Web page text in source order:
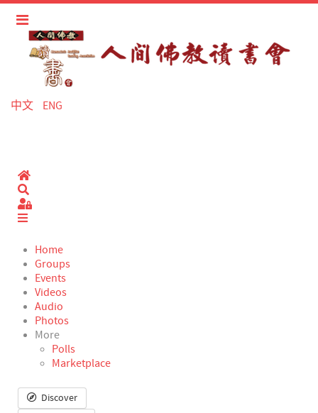
中文 ENG
Home
Sign In
Home
Groups
Events
Videos
Audio
Photos
More
Polls
Marketplace
Discover